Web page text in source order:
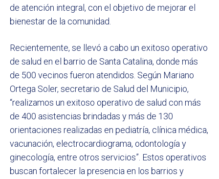
de atención integral, con el objetivo de mejorar el
bienestar de la comunidad.
Recientemente, se llevó a cabo un exitoso operativo
de salud en el barrio de Santa Catalina, donde más
de 500 vecinos fueron atendidos. Según Mariano
Ortega Soler, secretario de Salud del Municipio,
“realizamos un exitoso operativo de salud con más
de 400 asistencias brindadas y más de 130
orientaciones realizadas en pediatría, clínica médica,
vacunación, electrocardiograma, odontología y
ginecología, entre otros servicios”. Estos operativos
buscan fortalecer la presencia en los barrios y